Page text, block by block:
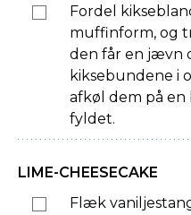
Fordel
muffinform, og
den får en jævn
kiksebundene i
afkøl dem på en
fyldet.
LIME-CHEESECAKE
Flæk